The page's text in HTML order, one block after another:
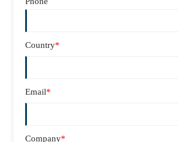
Country*
Email*
Company*